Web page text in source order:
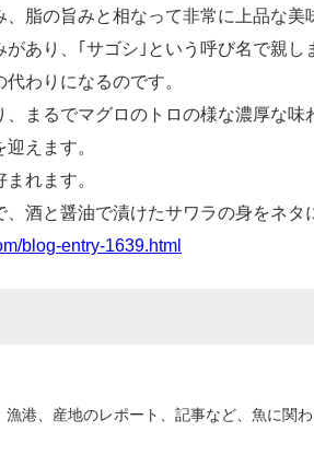
脂の旨みと相なって非常に上品な美
あり、｢サゴシ｣という呼び名で親し
わりになるのです。
まるでマグロのトロの様な濃厚な味
えます。
れます。
酒と醤油で漬けたサワラの身をネタ
blog-entry-1639.html
港、産地のレポート、記事など、魚に関